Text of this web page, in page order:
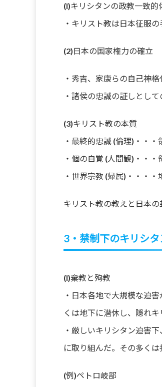
プ
ー
(I)キリシタンの政教一致的
・キリスト教は日本征服の
(2)日本の国家権力の確立
・秀吉、家康らの自己神
・諸侯の忠誠の証しとして
(3)キリスト教の本質
・最終的忠誠 (倫理)・・
・個の自覚 (人間観)・・
・世界宗教 (帰属)・・・
キリスト教の教えと日本の
3・禁制下のキリシタ
(I)棄教と殉教
・日本各地で大規模な迫
くは地下に潜休し、隠れキ
・厳しいキリシタン迫害
に取り組んだ。その多くは
(例)ペトロ岐部